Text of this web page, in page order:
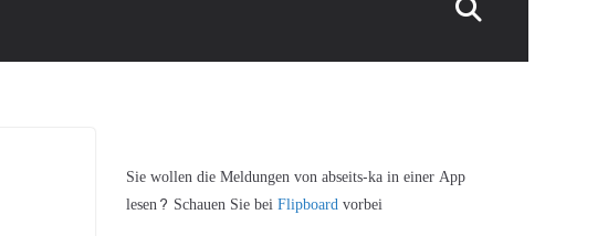
Sie wollen die Meldungen von abseits-ka in einer App
lesen? Schauen Sie beiFlipboardvorbei